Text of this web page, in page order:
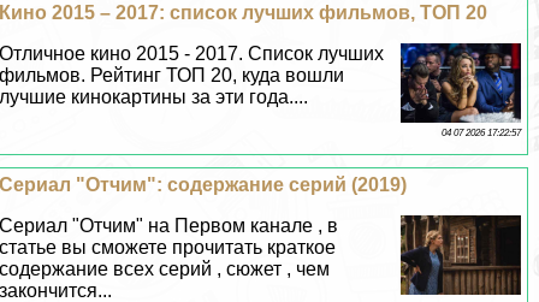
Кино 2015 – 2017: список лучших фильмов, ТОП 20
Отличное кино 2015 - 2017. Список лучших
фильмов. Рейтинг ТОП 20, куда вошли
лучшие кинокартины за эти года....
04 07 2026 17:22:57
Сериал "Отчим": содержание серий (2019)
Сериал "Отчим" на Первом канале , в
статье вы сможете прочитать краткое
содержание всех серий , сюжет , чем
закончится...